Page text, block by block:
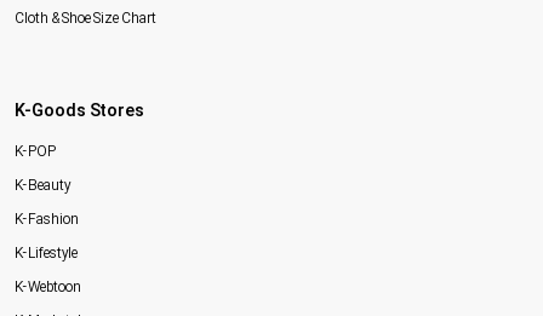
Cloth & Shoe Size Chart
K-Goods Stores
K-POP
K-Beauty
K-Fashion
K-Lifestyle
K-Webtoon